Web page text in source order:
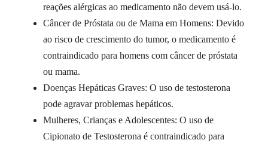
reações alérgicas ao medicamento não devem usá-lo.
Câncer de Próstata ou de Mama em Homens: Devido
ao risco de crescimento do tumor, o medicamento é
contraindicado para homens com câncer de próstata
ou mama.
Doenças Hepáticas Graves: O uso de testosterona
pode agravar problemas hepáticos.
Mulheres, Crianças e Adolescentes: O uso de
Cipionato de Testosterona é contraindicado para